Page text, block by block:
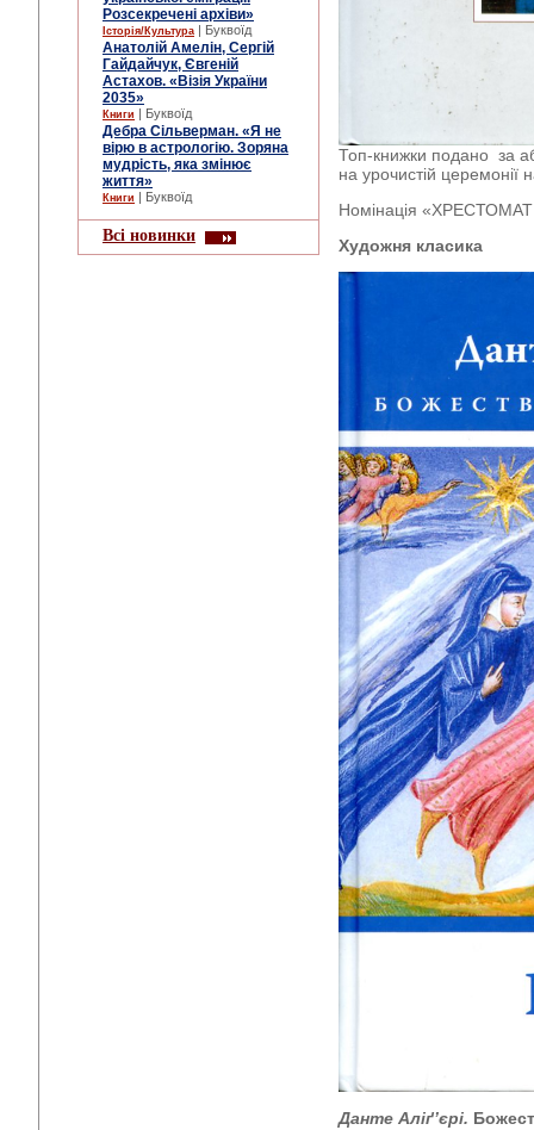
Розсекречені архіви»
Історія/Культура | Буквоїд
Анатолій Амелін, Сергій
Гайдайчук, Євгеній
Астахов. «Візія України
2035»
Книги | Буквоїд
Дебра Сільверман. «Я не
вірю в астрологію. Зоряна
мудрість, яка змінює
життя»
Книги | Буквоїд
Всі новинки
Топ-книжки подано за
на урочистій церемонії
Номінація
Художня класика
Данте Аліґ’єрі.